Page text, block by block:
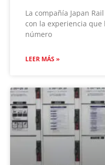
La compañía Japan
con la experiencia
número
LEER MÁS »